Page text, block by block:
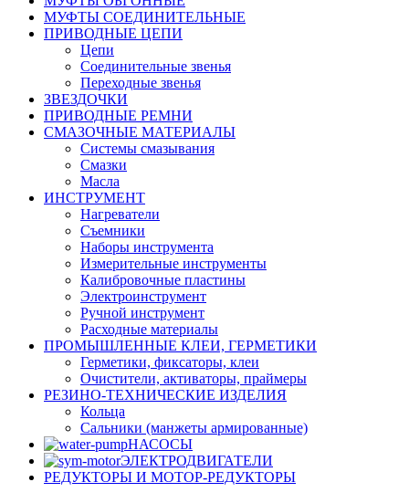
МУФТЫ СОЕДИНИТЕЛЬНЫЕ
ПРИВОДНЫЕ ЦЕПИ
Цепи
Соединительные звенья
Переходные звенья
ЗВЕЗДОЧКИ
ПРИВОДНЫЕ РЕМНИ
СМАЗОЧНЫЕ МАТЕРИАЛЫ
Системы смазывания
Смазки
Масла
ИНСТРУМЕНТ
Нагреватели
Съемники
Наборы инструмента
Измерительные инструменты
Калибровочные пластины
Электроинструмент
Ручной инструмент
Расходные материалы
ПРОМЫШЛЕННЫЕ КЛЕИ, ГЕРМЕТИКИ
Герметики, фиксаторы, клеи
Очистители, активаторы, праймеры
РЕЗИНО-ТЕХНИЧЕСКИЕ ИЗДЕЛИЯ
Кольца
Сальники (манжеты армированные)
НАСОСЫ
ЭЛЕКТРОДВИГАТЕЛИ
РЕДУКТОРЫ И МОТОР-РЕДУКТОРЫ